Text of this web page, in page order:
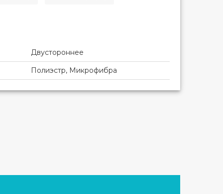
Двустороннее
Полиэстр, Микрофибра